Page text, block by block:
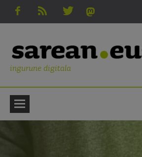
ingurune digitala